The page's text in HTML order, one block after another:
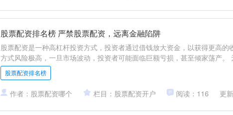
股票配资排名榜 严禁股票配资，远离金融陷阱
股票配资是一种高杠杆投资方式，投资者通过借钱放大资金，以获得更高的
方式风险极高，一旦市场波动，投资者可能面临巨额亏损，甚至倾家荡产。
股票配资排名榜
作者：股票配资哪个 栏目：股票配资开户 阅读：116 更